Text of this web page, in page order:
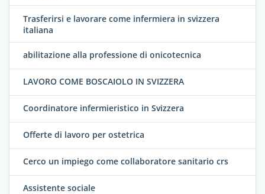
Trasferirsi e lavorare come infermiera in svizzera
italiana
abilitazione alla professione di onicotecnica
LAVORO COME BOSCAIOLO IN SVIZZERA
Coordinatore infermieristico in Svizzera
Offerte di lavoro per ostetrica
Cerco un impiego come collaboratore sanitario crs
Assistente sociale